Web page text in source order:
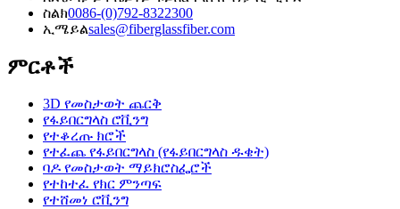
ስልክ0086-(0)792-8322300
ኢሜይልsales@fiberglassfiber.com
ምርቶች
3D የመስታወት ጨርቅ
የፋይበርግላስ ሮቪንግ
የተቆረጡ ክሮች
የተፈጨ የፋይበርግላስ (የፋይበርግላስ ዱቄት)
ባዶ የመስታወት ማይክሮስፌሮች
የተከተፈ የክር ምንጣፍ
የተሸመነ ሮቪንግ